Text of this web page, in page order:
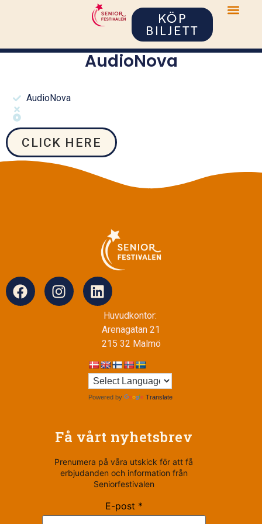
KÖP
BILJETT
AudioNova
AudioNova
CLICK HERE
Huvudkontor:
Arenagatan 21
215 32 Malmö
Powered by Translate
Få vårt nyhetsbrev
Prenumera på våra utskick för att få
erbjudanden och information från
Seniorfestivalen
E-post *